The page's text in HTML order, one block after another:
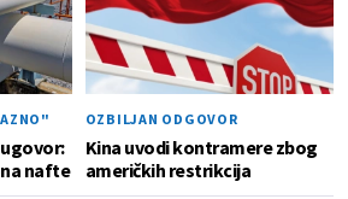
ugovor:
nafte
OZBILJAN ODGOVOR
Kina uvodi kontramere zbog
američkih restrikcija